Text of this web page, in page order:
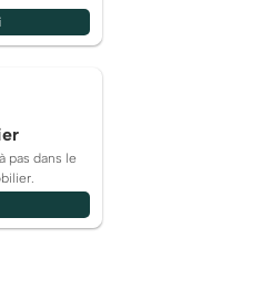
pas dans le